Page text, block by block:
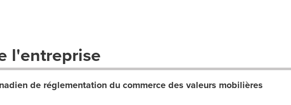
l'entreprise
de réglementation du commerce des valeurs mobilières